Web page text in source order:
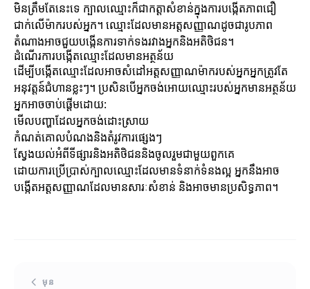
មិនត្រឹមតែនេះទេ ក្បាលឈ្មោះក៏ជាកត្តាសំខាន់ក្នុងការបង្កើតភាពជឿ
ជាក់លើម៉ាករបស់អ្នក។ ឈ្មោះដែលមានអត្តសញ្ញាណដូចជារូបភាព
តំណាងអាចជួយបង្កើនការទាក់ទងរវាងអ្នកនិងអតិថិជន។
ដំណើរការបង្កើតឈ្មោះដែលមានអត្ថន័យ
ដើម្បីបង្កើតឈ្មោះដែលអាចសំដៅអត្តសញ្ញាណម៉ាករបស់អ្នកអ្នកត្រូវតែ
អនុវត្តន៍ជំហានខ្លះៗ។ ប្រសិនបើអ្នកចង់អោយឈ្មោះរបស់អ្នកមានអត្ថន័យ
អ្នកអាចចាប់ផ្តើមដោយ:
មើលបញ្ហាដែលអ្នកចង់ដោះស្រាយ
កំណត់គោលបំណងនិងតំរូវការផ្សេងៗ
ស្វែងយល់អំពីទីផ្សារនិងអតិថិជននិងចូលរួមជាមួយពួកគេ
ដោយការប្រើប្រាស់ក្បាលឈ្មោះដែលមានទំនាក់ទំនងល្អ អ្នកនឹងអាច
បង្កើតអត្តសញ្ញាណដែលមានសារៈសំខាន់ និងអាចមានប្រសិទ្ធភាព។
មុន